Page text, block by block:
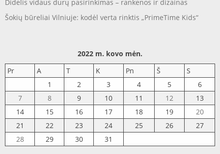
Didelis vidaus durų pasirinkimas – rankenos ir dizainas
Šokių būreliai Vilniuje: kodėl verta rinktis „PrimeTime Kids“
2022 m. kovo mėn.
Pr
A T K Pn Š
S
1
2 3 4 5
6
7
8 9 10 11 12
13
14
15 16 17 18 19
20
21
22 23 24 25 26
27
28
29 30 31